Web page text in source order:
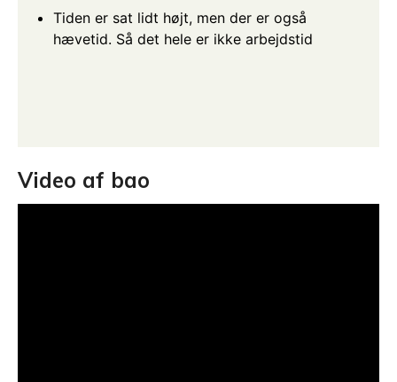
Tiden er sat lidt højt, men der er også
hævetid. Så det hele er ikke arbejdstid
Video af bao